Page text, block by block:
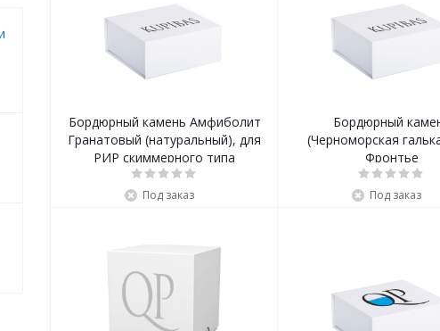
Бордюрный камень Амфиболит
Гранатовый (натуральный), для
РИР скиммерного типа
Под заказ
Бордюрный
(Черноморская
Фронтье
Под заказ